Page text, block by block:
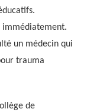
immédiatement.
un médecin qui
trauma
de